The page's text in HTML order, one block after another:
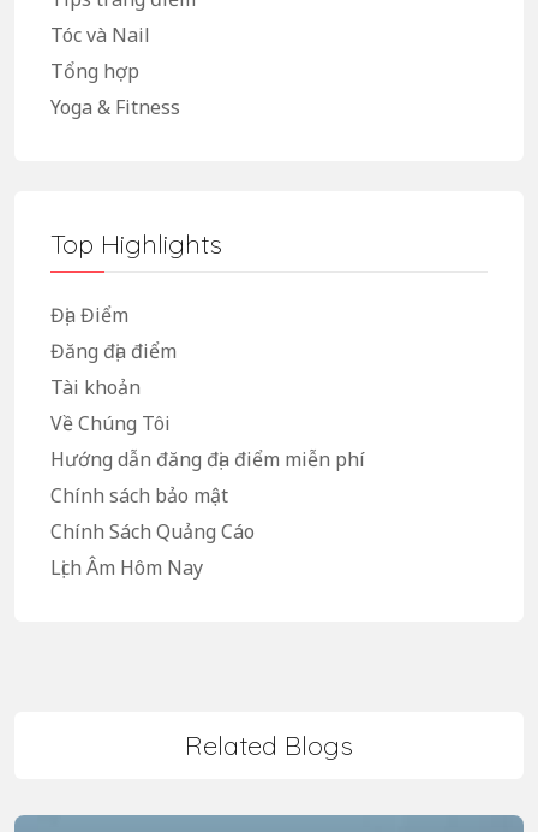
Tóc và Nail
Tổng hợp
Yoga & Fitness
Top Highlights
Địa Điểm
Đăng địa điểm
Tài khoản
Về Chúng Tôi
Hướng dẫn đăng địa điểm miễn phí
Chính sách bảo mật
Chính Sách Quảng Cáo
Lịch Âm Hôm Nay
Related Blogs